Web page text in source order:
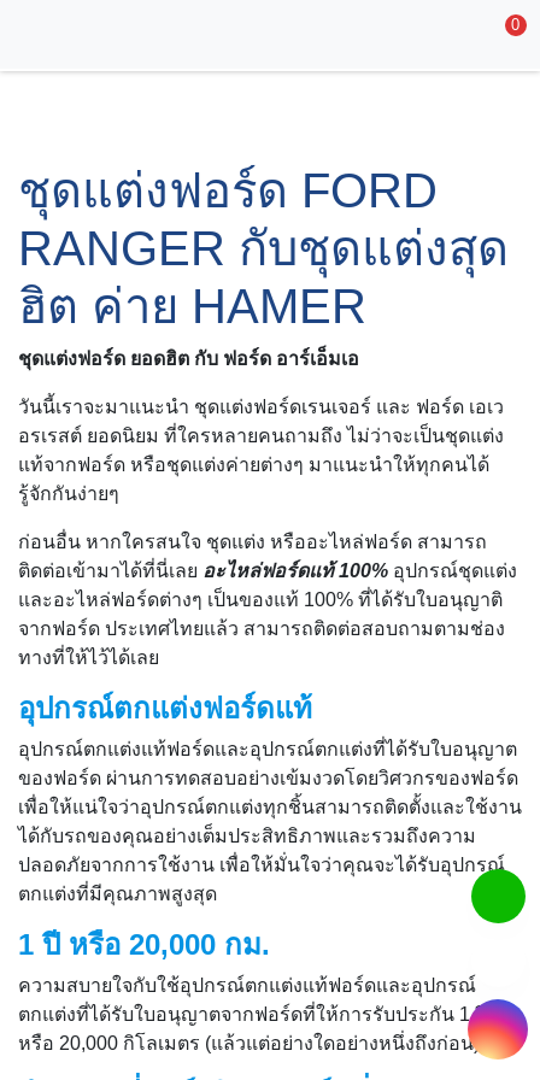
0
ชุดแต่งฟอร์ด FORD
RANGER กับชุดแต่งสุด
ฮิต ค่าย HAMER
ชุดแต่งฟอร์ด ยอดฮิต กับ ฟอร์ด อาร์เอ็มเอ
วันนี้เราจะมาแนะนำ ชุดแต่งฟอร์ดเรนเจอร์ และ ฟอร์ด เอเวอร
เรสต์ ยอดนิยม ที่ใครหลายคนถามถึง ไม่ว่าจะเป็นชุดแต่งแท้จากฟ
อร์ด หรือชุดแต่งค่ายต่างๆ มาแนะนำให้ทุกคนได้รู้จักกันง่ายๆ
ก่อนอื่น หากใครสนใจ ชุดแต่ง หรืออะไหล่ฟอร์ด สามารถติดต่อ
เข้ามาได้ที่นี่เลยอะไหล่ฟอร์ดแท้ 100%อุปกรณ์ชุดแต่ง และ
อะไหล่ฟอร์ดต่างๆ เป็นของแท้ 100% ที่ได้รับใบอนุญาติจากฟอร์ด
ประเทศไทยแล้ว สามารถติดต่อสอบถามตามช่องทางที่ให้ไว้ได้เลย
อุปกรณ์ตกแต่งฟอร์ดแท้
อุปกรณ์ตกแต่งแท้ฟอร์ดและอุปกรณ์ตกแต่งที่ได้รับใบอนุญาต
ของฟอร์ด ผ่านการทดสอบอย่างเข้มงวดโดยวิศวกรของฟอร์ด
เพื่อให้แน่ใจว่าอุปกรณ์ตกแต่งทุกชิ้นสามารถติดตั้งและใช้งานได้
กับรถของคุณอย่างเต็มประสิทธิภาพและรวมถึงความปลอดภัย
จากการใช้งาน เพื่อให้มั่นใจว่าคุณจะได้รับอุปกรณ์ตกแต่งที่มี
คุณภาพสูงสุด
1 ปี หรือ 20,000 กม.
ความสบายใจกับใช้อุปกรณ์ตกแต่งแท้ฟอร์ดและอุปกรณ์ตกแต่งที่
ได้รับใบอนุญาตจากฟอร์ดที่ให้การรับประกัน 1 ปี หรือ 20,000
กิโลเมตร (แล้วแต่อย่างใดอย่างหนึ่งถึงก่อน)
จำหน่ายที่ศูนย์บริการฟอร์ดทั่วประเทศ